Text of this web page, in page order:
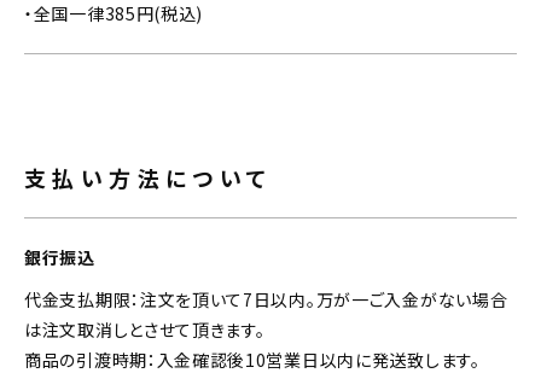
・全国一律385円(税込)
支払い方法について
銀行振込
代金支払期限：注文を頂いて7日以内。万が一ご入金がない場合
は注文取消しとさせて頂きます。
商品の引渡時期：入金確認後10営業日以内に発送致します。